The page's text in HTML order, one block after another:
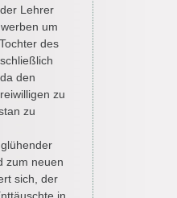
Lehrer
um
des
den
zu
zu
zum neuen
sich, der